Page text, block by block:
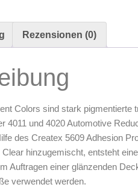
& Schablonen
& Maskierbänder
& Pflege
& Filter
Ausstattung
& Zubehör
Rezensionen (0)
Colors sind stark
4011 und 4020 Automotive
des Createx 5609 Adhesion
hinzugemischt, entsteht
Auftragen einer glänzenden
verwendet werden.